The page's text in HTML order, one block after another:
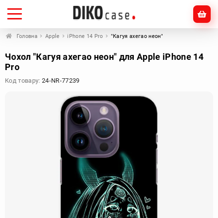
Головна Apple iPhone 14 Pro "Кагуя ахегао неон"
Чохол "Кагуя ахегао неон" для Apple iPhone 14
Pro
Код товару: 24-NR-77239